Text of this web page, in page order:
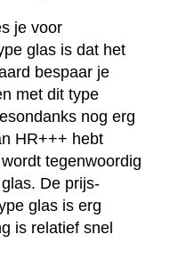
je voor
glas is dat het
bespaar je
met dit type
nog erg
HR+++ hebt
tegenwoordig
De prijs-
glas is erg
is relatief snel